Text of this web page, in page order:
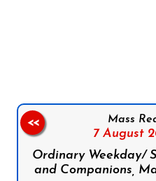
Mass
7 August
Ordinary Weekday/
and Companions,
<<